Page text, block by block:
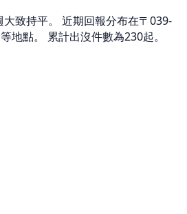
致持平。 近期回報分布在〒039-
點。 累計出沒件數為230起。